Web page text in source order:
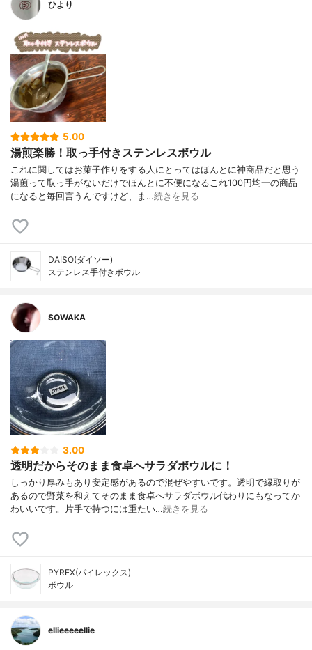
ひより
5.00
湯煎楽勝！取っ手付きステンレスボウル
これに関してはお菓子作りをする人にとってはほんとに神商品だと思う
湯煎って取っ手がないだけでほんとに不便になるこれ100円均一の商品
になると毎回言うんですけど、ま…続きを見る
DAISO(ダイソー)
ステンレス手付きボウル
SOWAKA
3.00
透明だからそのまま食卓へサラダボウルに！
しっかり厚みもあり安定感があるので混ぜやすいです。透明で縁取りが
あるので野菜を和えてそのまま食卓へサラダボウル代わりにもなってか
わいいです。片手で持つには重たい…続きを見る
PYREX(パイレックス)
ボウル
ellieeeeellie